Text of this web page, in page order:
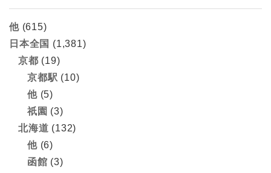
他(615)
日本全国 (1,381)
京都 (19)
京都駅 (10)
他(5)
祇園 (3)
北海道 (132)
他(6)
函館 (3)